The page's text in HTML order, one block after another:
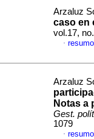
Arzaluz
caso en
vol.17,
·
Arzaluz
Notas a
Gest.
1079
·